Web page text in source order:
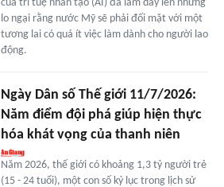
của trí tuệ nhân tạo (AI) đã làm dấy lên những
lo ngại rằng nước Mỹ sẽ phải đối mặt với một
tương lai có quá ít việc làm dành cho người lao
động.
Ngày Dân số Thế giới 11/7/2026:
Năm điểm đội phá giúp hiện thực
hóa khát vọng của thanh niên
Năm 2026, thế giới có khoảng 1,3 tỷ người trẻ
(15 - 24 tuổi), một con số kỷ lục trong lịch sử